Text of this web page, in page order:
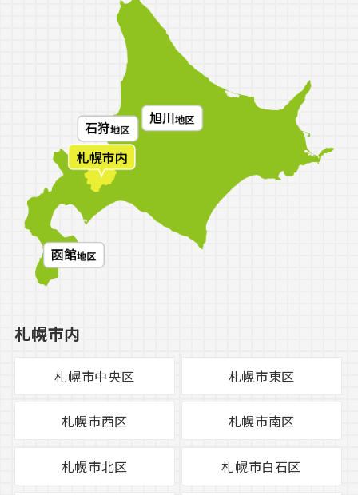
札幌市内
札幌市中央区 札幌市東区
札幌市西区 札幌市南区
札幌市北区 札幌市白石区